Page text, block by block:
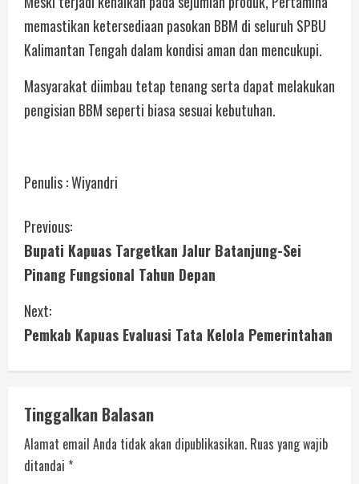
memastikan ketersediaan pasokan BBM di seluruh SPBU
Kalimantan Tengah dalam kondisi aman dan mencukupi.
Masyarakat diimbau tetap tenang serta dapat melakukan
pengisian BBM seperti biasa sesuai kebutuhan.
Penulis : Wiyandri
Previous:
Bupati Kapuas Targetkan Jalur Batanjung-Sei
Pinang Fungsional Tahun Depan
Next:
Pemkab Kapuas Evaluasi Tata Kelola Pemerintahan
Tinggalkan Balasan
Alamat email Anda tidak akan dipublikasikan. Ruas yang wajib
ditandai *